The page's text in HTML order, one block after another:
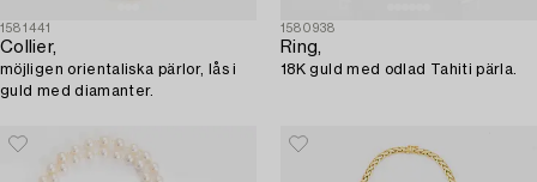
1581441
Collier,
möjligen orientaliska pärlor, lås i
guld med diamanter.
1580938
Ring,
18K guld med odlad Tahiti pärla.